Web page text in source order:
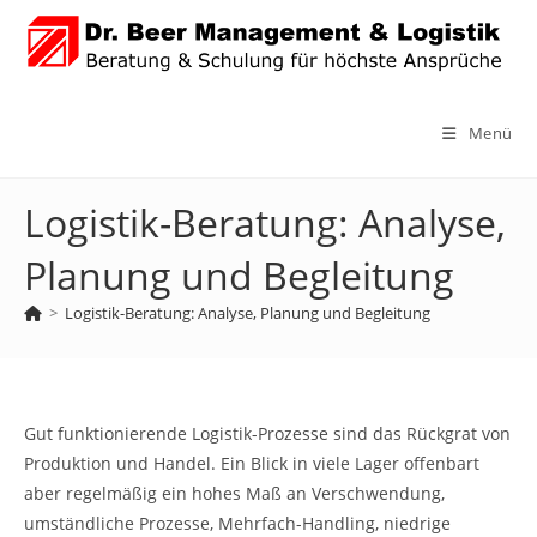
Zum
Inhalt
springen
Menü
Logistik-Beratung: Analyse,
Planung und Begleitung
> Logistik-Beratung: Analyse, Planung und Begleitung
Gut funktionierende Logistik-Prozesse sind das Rückgrat von
Produktion und Handel. Ein Blick in viele Lager offenbart
aber regelmäßig ein hohes Maß an Verschwendung,
umständliche Prozesse, Mehrfach-Handling, niedrige